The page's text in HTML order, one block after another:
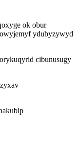
ok obur
ydubyzywyd
cibunusugy